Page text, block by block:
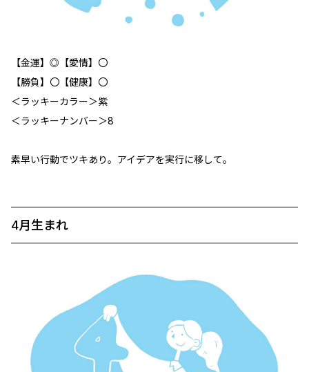
【金運】◎【愛情】〇
【勝負】〇【健康】〇
＜ラッキーカラー＞紫
＜ラッキーナンバー＞8
素早い行動でツキあり。アイデアを実行に移して。
4月生まれ